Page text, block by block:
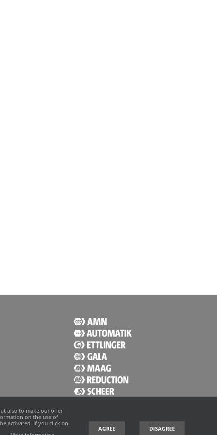
also to make our offer
on the use of
activated. If you click on
AGREE DISAGREE